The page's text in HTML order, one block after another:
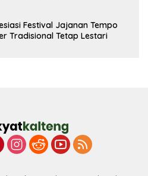
Festival Jajanan Tempo
Tradisional Tetap Lestari